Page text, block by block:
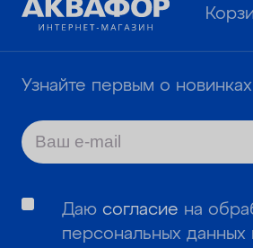
Узнайте первым о
Даю согласие на
персональных